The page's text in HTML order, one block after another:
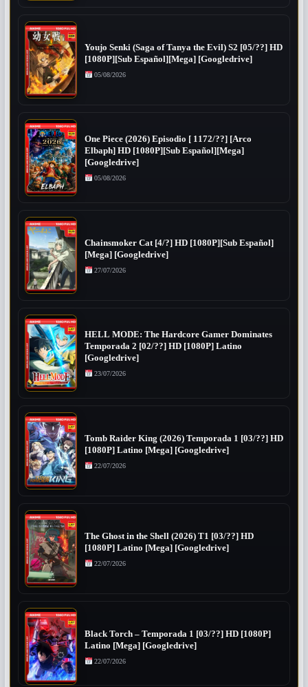
Youjo Senki (Saga of Tanya the Evil) S2 [05/??] HD
[1080P][Sub Español][Mega] [Googledrive]
05/08/2026
One Piece (2026) Episodio [ 1172/??] [Arco
Elbaph] HD [1080P][Sub Español][Mega]
[Googledrive]
05/08/2026
Chainsmoker Cat [4/?] HD [1080P][Sub Español]
[Mega] [Googledrive]
27/07/2026
HELL MODE: The Hardcore Gamer Dominates
Temporada 2 [02/??] HD [1080P] Latino
[Googledrive]
23/07/2026
Tomb Raider King (2026) Temporada 1 [03/??] HD
[1080P] Latino [Mega] [Googledrive]
22/07/2026
The Ghost in the Shell (2026) T1 [03/??] HD
[1080P] Latino [Mega] [Googledrive]
22/07/2026
Black Torch – Temporada 1 [03/??] HD [1080P]
Latino [Mega] [Googledrive]
22/07/2026